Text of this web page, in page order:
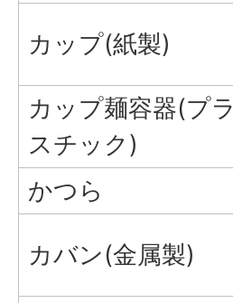
カップ(紙製)
カップ麺容器(プラ
スチック)
かつら
カバン(金属製)